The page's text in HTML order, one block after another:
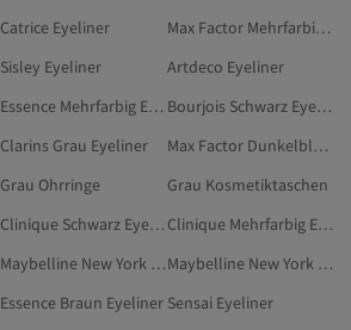
Catrice Eyeliner
Max Factor Mehrfarbig Eyeliner
Sisley Eyeliner
Artdeco Eyeliner
Essence Mehrfarbig Eyeliner
Bourjois Schwarz Eyeliner
Clarins Grau Eyeliner
Max Factor Dunkelblau Eyeliner
Grau Ohrringe
Grau Kosmetiktaschen
Clinique Schwarz Eyeliner
Clinique Mehrfarbig Eyeliner
Maybelline New York Grau Kajalstifte
Maybelline New York Eyeliner
Essence Braun Eyeliner Sensai Eyeliner